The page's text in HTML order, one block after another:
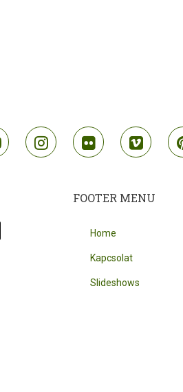
youtubeinstagramflickr vimeo
FOOTER MENU
Home
Kapcsolat
Slideshows